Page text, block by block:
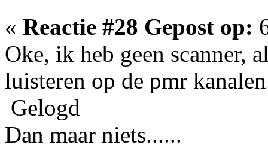
« Reactie #28 Gepost op:
Oke, ik heb geen scanner,
luisteren op de pmr
Gelogd
Dan maar niets......